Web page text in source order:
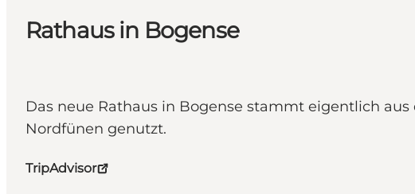
Rathaus in Bogense
Das neue Rathaus in Bogense stammt eigentlich
Nordfünen genutzt.
TripAdvisor